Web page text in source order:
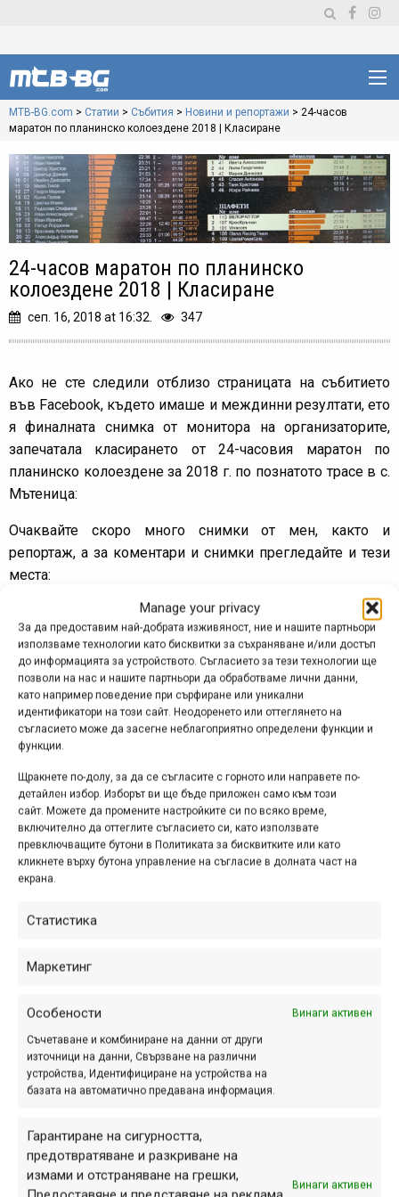
Manage your privacy
За да предоставим най-добрата изживяност, ние и нашите партньори
използваме технологии като бисквитки за съхраняване и/или достъп
до информацията за устройството. Съгласието за тези технологии ще
позволи на нас и нашите партньори да обработваме лични данни,
като например поведение при сърфиране или уникални
идентификатори на този сайт. Неодоренето или оттеглянето на
съгласието може да засегне неблагоприятно определени функции и
функции.
Щракнете по-долу, за да се съгласите с горното или направете по-
детайлен избор. Изборът ви ще бъде приложен само към този
сайт. Можете да промените настройките си по всяко време,
включително да оттеглите съгласието си, като използвате
превключващите бутони в Политиката за бисквитките или като
кликнете върху бутона управление на съгласие в долната част на
екрана.
Статистика
Маркетинг
Особености Винаги активен
Съчетаване и комбиниране на данни от други
източници на данни, Свързване на различни
устройства, Идентифициране на устройства на
базата на автоматично предавана информация.
Гарантиране на сигурността,
предотвратяване и разкриване на
измами и отстраняване на грешки,
Винаги активен
MTB-BG.com > Статии > Събития > Новини и репортажи > 24-часов
маратон по планинско колоездене 2018 | Класиране
24-часов маратон по планинско
колоездене 2018 | Класиране
сеп. 16, 2018 at 16:32. 347
Ако не сте следили отблизо страницата на събитието
във Facebook, където имаше и междинни резултати, ето
я финалната снимка от монитора на организаторите,
запечатала класирането от 24-часовия маратон по
планинско колоездене за 2018 г. по познатото трасе в с.
Мътеница:
Очаквайте скоро много снимки от мен, както и
репортаж, а за коментари и снимки прегледайте и тези
места:
f=47&t=193619
https://web.facebook.com/events/297257724370496/
Реклама
Етикети: 24-часов маратон,ghost riders,бо дудек,
велораптор,ивета алексиева,Крива спица,Мътеница
събития
Навигация
Предишна Следваща
ПАРТНЬОРИ